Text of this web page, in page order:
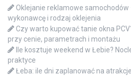
Oklejanie reklamowe samochodów
wykonawcę i rodzaj oklejenia
Czy warto kupować tanie okna
przy cenie, parametrach i montażu
Ile kosztuje weekend w Łebie?
praktyce
Łeba: ile dni zaplanować na